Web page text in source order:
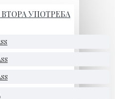
УПОТРЕБА